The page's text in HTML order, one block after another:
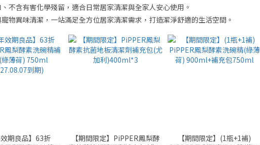
不含有害化學殘留，適合日常居家清潔與全家人安心使用。
物異味清潔，一站滿足全方位居家清潔需求，打造潔淨舒適的生活空間。
效期良品】63折
【期間限定】PiPPER鳳梨酵
【期間限定】(1瓶+1補)